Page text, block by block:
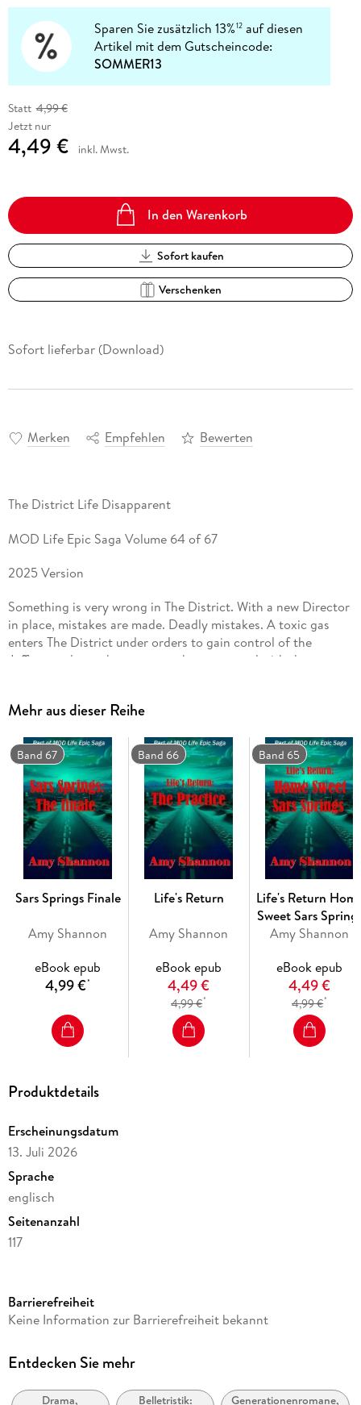
Sparen Sie zusätzlich 13%12 auf diesen
Artikel mit dem Gutscheincode:
SOMMER13
Statt 4,99 €
Jetzt nur
4,49 € inkl. Mwst.
In den Warenkorb
Sofort kaufen
Verschenken
Sofort lieferbar (Download)
Merken Empfehlen Bewerten
The District Life Disapparent
MOD Life Epic Saga Volume 64 of 67
2025 Version
Something is very wrong in The District. With a new Director
in place, mistakes are made. Deadly mistakes. A toxic gas
enters The District under orders to gain control of the
Jefferson clones, but someone has tampered with the gas,
aftermath of a Military retreat.
The District is in new hands and may be coming to an end.
What will President Rothchild do to the current District? And
will there be any survivors of the toxic gas?
Mehr aus dieser Reihe
Band 67
Sars Springs Finale
Amy Shannon
eBook epub
4,99 €*
Band 66
Life's Return
Amy Shannon
eBook epub
4,49 €
4,99 €*
Band 65
Life's Return
Sweet Sars
Amy Shannon
eBook epub
4,49 €
4,99 €*
Produktdetails
Erscheinungsdatum
13. Juli 2026
Sprache
englisch
Seitenanzahl
117
Reihe
Autor/Autorin
Barrierefreiheit
Keine Information zur Barrierefreiheit bekannt
Entdecken Sie mehr
Drama,
Belletristik:
Generationenromane,